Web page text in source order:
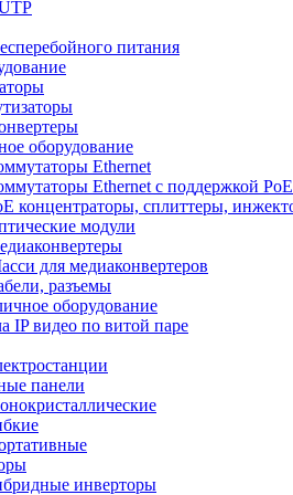
питания
оборудование
Ethernet
Ethernet с поддержкой PoE
концентраторы, сплиттеры,
модули
для медиаконвертеров
разъемы
оборудование
IP видео по витой паре
панели
инверторы